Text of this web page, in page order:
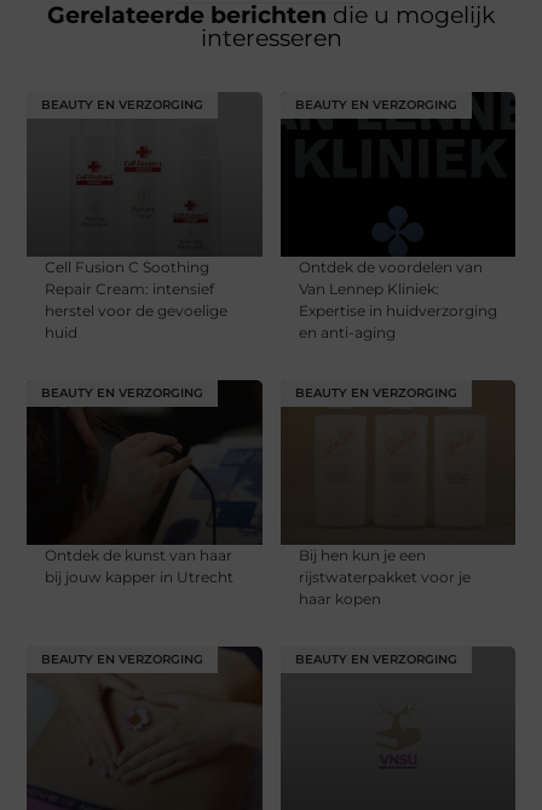
Gerelateerde berichten die u mogelijk
interesseren
BEAUTY EN VERZORGING
Cell Fusion C Soothing
Repair Cream: intensief
herstel voor de gevoelige
huid
BEAUTY EN VERZORGING
Ontdek de voordelen van
Van Lennep Kliniek:
Expertise in huidverzorging
en anti-aging
BEAUTY EN VERZORGING
Ontdek de kunst van haar
bij jouw kapper in Utrecht
BEAUTY EN VERZORGING
Bij hen kun je een
rijstwaterpakket voor je
haar kopen
BEAUTY EN VERZORGING BEAUTY EN VERZORGING